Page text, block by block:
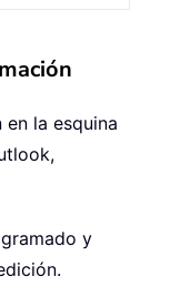
la esquina
y